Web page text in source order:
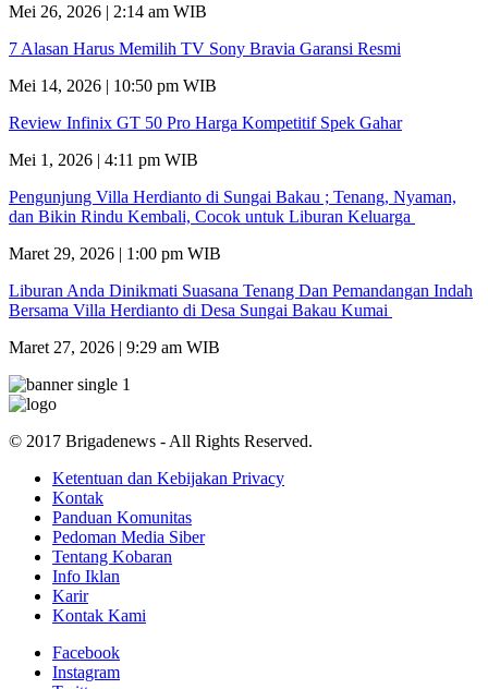
Mei 26, 2026 | 2:14 am WIB
7 Alasan Harus Memilih TV Sony Bravia Garansi Resmi
Mei 14, 2026 | 10:50 pm WIB
Review Infinix GT 50 Pro Harga Kompetitif Spek Gahar
Mei 1, 2026 | 4:11 pm WIB
Pengunjung Villa Herdianto di Sungai Bakau ; Tenang, Nyaman,
dan Bikin Rindu Kembali, Cocok untuk Liburan Keluarga
Maret 29, 2026 | 1:00 pm WIB
Liburan Anda Dinikmati Suasana Tenang Dan Pemandangan Indah
Bersama Villa Herdianto di Desa Sungai Bakau Kumai
Maret 27, 2026 | 9:29 am WIB
© 2017 Brigadenews - All Rights Reserved.
Ketentuan dan Kebijakan Privacy
Kontak
Panduan Komunitas
Pedoman Media Siber
Tentang Kobaran
Info Iklan
Karir
Kontak Kami
Facebook
Instagram